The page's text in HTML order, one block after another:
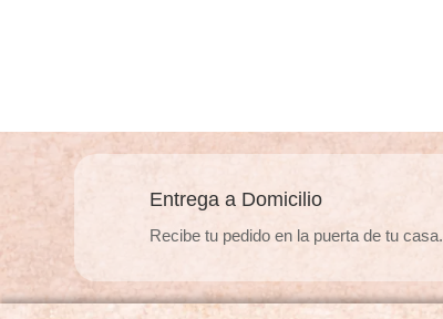
Entrega a Domicilio
Recibe tu pedido en la puerta de tu casa.